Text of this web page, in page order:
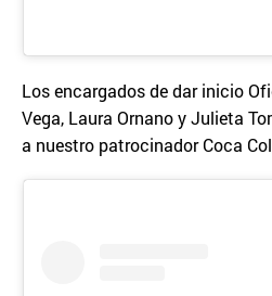
Los encargados de dar inicio
Vega, Laura Ornano y Julieta
a nuestro patrocinador Coca